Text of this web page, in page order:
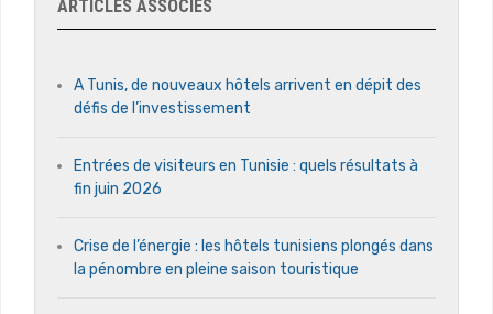
ARTICLES ASSOCIÉS
A Tunis, de nouveaux hôtels arrivent en dépit des
défis de l’investissement
Entrées de visiteurs en Tunisie : quels résultats à
fin juin 2026
Crise de l’énergie : les hôtels tunisiens plongés dans
la pénombre en pleine saison touristique